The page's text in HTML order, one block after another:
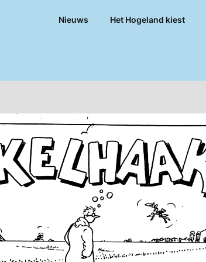
Nieuws Het Hogeland kiest